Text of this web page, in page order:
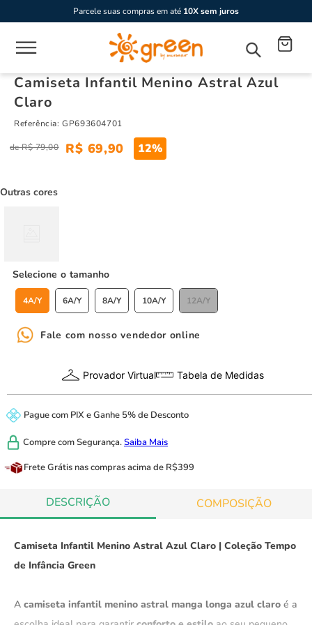
Parcele suas compras em até 10X sem juros
Camiseta Infantil Menino Astral Azul
Claro
Referência:GP693604701
R$ 79,00 R$ 69,90 12%
Outras cores
tamanho
4A/Y 6A/Y 8A/Y 10A/Y 12A/Y
Fale com nosso vendedor online
Provador Virtual Tabela de Medidas
Pague com PIX eGanhe 5% de Desconto
Compre comSegurança.Saiba Mais
Frete Grátis nas compras acima de R$399
DESCRIÇÃO COMPOSIÇÃO
Camiseta Infantil Menino Astral Azul Claro | Coleção Tempo
de Infância Green
A camiseta infantil menino astral manga longa azul claro é a